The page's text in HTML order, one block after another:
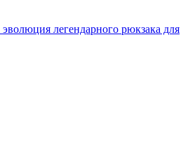
легендарного рюкзака для